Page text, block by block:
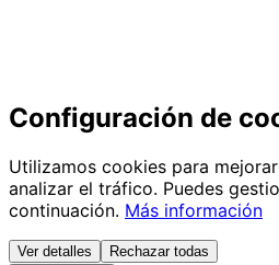
Configuración de
Utilizamos cookies para
analizar el tráfico. Puedes
continuación. Más información
Ver detalles
Rechazar todas